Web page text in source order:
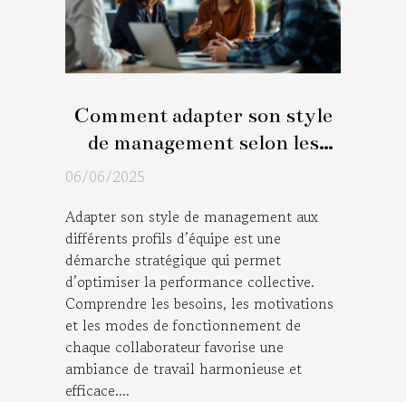
Comment adapter son style
de management selon les
profils d'équipe
06/06/2025
Adapter son style de management aux
différents profils d’équipe est une
démarche stratégique qui permet
d’optimiser la performance collective.
Comprendre les besoins, les motivations
et les modes de fonctionnement de
chaque collaborateur favorise une
ambiance de travail harmonieuse et
efficace....